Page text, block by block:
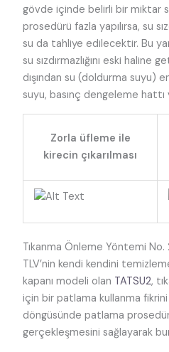
gövde içinde belirli bir miktar
prosedürü fazla yapılırsa, su
su da tahliye edilecektir. Bu
su sızdırmazlığını eski haline
dışından su (doldurma suyu)
suyu, basınç dengeleme hattı
Zorla üfleme ile
kirecin çıkarılması
Tıkanma Önleme Yöntemi No.
TLV’nin kendi kendini
kapanı modeli olan TATSU2,
için bir patlama kullanma
döngüsünde patlama
gerçekleşmesini sağlayarak